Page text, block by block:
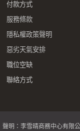
付款方式
服務條款
隱私權政策聲明
惡劣天氣安排
職位空缺
聯絡方式
聲明：李雪晴商務中心有限